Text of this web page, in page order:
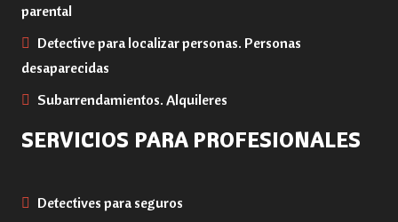
parental
Detective para localizar personas. Personas
desaparecidas
Subarrendamientos. Alquileres
SERVICIOS PARA PROFESIONALES
Detectives para seguros